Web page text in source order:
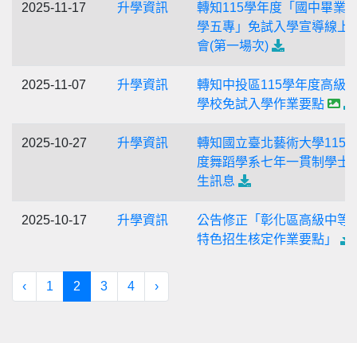
2025-11-17 升學資訊
轉知115學年度「國中畢業
學五專」免試入學宣導線上
會(第一場次)
2025-11-07 升學資訊
轉知中投區115學年度高級
學校免試入學作業要點
2025-10-27 升學資訊
轉知國立臺北藝術大學115
度舞蹈學系七年一貫制學士
生訊息
2025-10-17 升學資訊
公告修正「彰化區高級中等
特色招生核定作業要點」
‹ 1 2 3 4 ›